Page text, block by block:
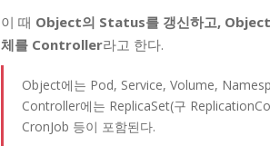
이 때 Object의 Status를 갱신하고, Object
체를 Controller라고 한다.
Object에는 Pod, Service, Volume,
Controller에는 ReplicaSet(구
CronJob 등이 포함된다.